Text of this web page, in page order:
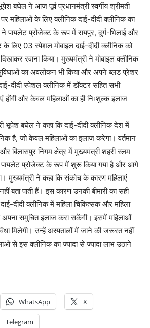
बघेल ने आज पूर्व प्रधानमंत्री स्वर्गीय श्रीमती
महिलाओं के लिए क्लीनिक दाई-दीदी क्लीनिक का
पायलेट प्रोजेक्ट के रूप में रायपुर, दुर्ग-भिलाई और
के लिए 03 स्पेशल मोबाइल दाई-दीदी क्लीनिक को
रवाना किया। मुख्यमंत्री ने मोबाइल क्लीनिक
का अवलोकन भी किया और अपने ब्लड प्रेशर
दीदी स्पेशल क्लीनिक में डॉक्टर सहित सभी
होंगी और केवल महिलाओं का ही निःशुल्क इलाज
भूपेश बघेल ने कहा कि दाई-दीदी क्लीनिक देश में
है, जो केवल महिलाओं का इलाज करेगा। वर्तमान
बिलासपुर निगम क्षेत्र में मुख्यमंत्री शहरी स्लम
पायलेट प्रोजेक्ट के रूप में शुरू किया गया है और आगे
मुख्यमंत्री ने कहा कि संकोच के कारण महिलाएं
बता पाती हैं। इस कारण उनकी बीमारी का सही
दीदी क्लीनिक में महिला चिकित्सक और महिला
अपना समुचित इलाज करा सकेंगी। इसमें महिलाओं
मिलेगी। उन्हें अस्पतालों में जाने की जरूरत नहीं
से इस क्लीनिक का ज्यादा से ज्यादा लाभ उठाने
WhatsApp X
Telegram